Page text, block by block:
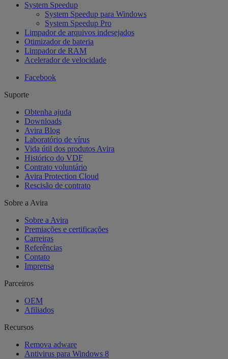
System Speedup
System Speedup para Windows
System Speedup Pro
Limpador de arquivos indesejados
Otimizador de bateria
Limpador de RAM
Acelerador de velocidade
Facebook
Suporte
Obtenha ajuda
Downloads
Avira Blog
Laboratório de vírus
Vida útil dos produtos Avira
Histórico do VDF
Contrato voluntário
Avira Protection Cloud
Rescisão de contrato
Sobre a Avira
Sobre a Avira
Premiações e certificações
Carreiras
Referências
Contato
Imprensa
Parceiros
OEM
Afiliados
Recursos
Remova adware
Antivirus para Windows 8